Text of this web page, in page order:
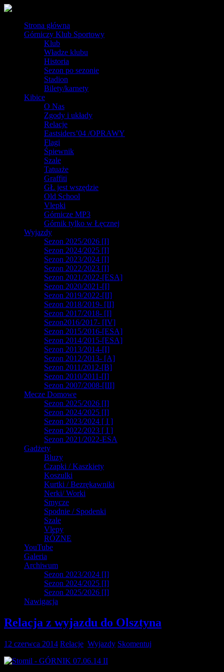
Strona główna
Górniczy Klub Sportowy
Klub
Władze klubu
Historia
Sezon po sezonie
Stadion
Bilety/karnety
Kibice
O Nas
Zgody i układy
Relacje
Eastsiders’04 /OPRAWY
Flagi
Śpiewnik
Szale
Tatuaże
Graffiti
GŁ jest wszędzie
Old School
Vlepki
Górnicze MP3
Górnik tylko w Łęcznej
Wyjazdy
Sezon 2025/2026 [I]
Sezon 2024/2025 [I]
Sezon 2023/2024 [I]
Sezon 2022/2023 [I]
Sezon 2021/2022-[ESA]
Sezon 2020/2021-[I]
Sezon 2019/2022-[II]
Sezon 2018/2019- [II]
Sezon 2017/2018- [I]
Sezon2016/2017- [IV]
Sezon 2015/2016-[ESA]
Sezon 2014/2015-[ESA]
Sezon 2013/2014-[I]
Sezon 2012/2013- [A]
Sezon 2011/2012-[B]
Sezon 2010/2011-[I]
Sezon 2007/2008-[III]
Mecze Domowe
Sezon 2025/2026 [I]
Sezon 2024/2025 [I]
Sezon 2023/2024 [ I ]
Sezon 2022/2023 [ I ]
Sezon 2021/2022-ESA
Gadżety
Bluzy
Czapki / Kaszkiety
Koszulki
Kurtki / Bezrękawniki
Nerki/ Worki
Smycze
Spodnie / Spodenki
Szale
Vlepy
RÓZNE
YouTube
Galeria
Archiwum
Sezon 2023/2024 [I]
Sezon 2024/2025 [I]
Sezon 2025/2026 [I]
Nawigacja
Relacja z wyjazdu do Olsztyna
12 czerwca 2014 Relacje Wyjazdy Skomentuj